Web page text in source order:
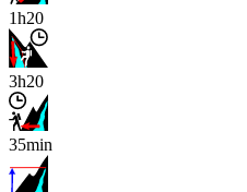
1h20
3h20
35min